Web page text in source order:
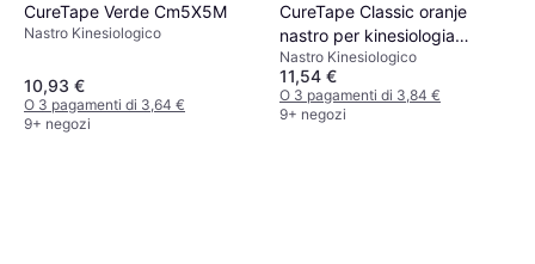
CureTape Verde Cm5X5M
Nastro Kinesiologico
10,93 €
O 3 pagamenti di 3,64 €
9+ negozi
CureTape Classic oranje
nastro per kinesiologia
(kinesiotape) arancione
mango
Nastro Kinesiologico
11,54 €
O 3 pagamenti di 3,84 €
9+ negozi